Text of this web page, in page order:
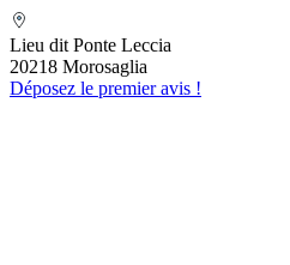
secondaire Grégoire
Lieu dit Ponte Leccia
20218 Morosaglia
Déposez le premier avis !